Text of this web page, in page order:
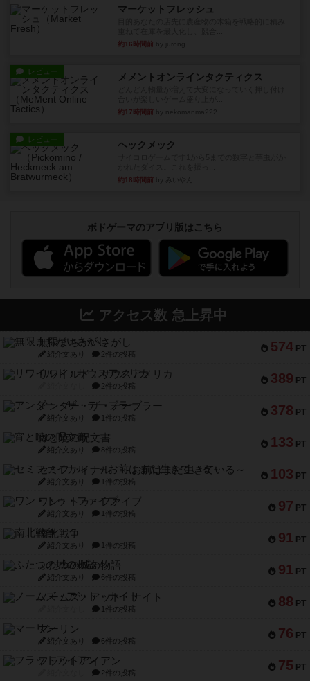
マーケットフレッシュ
約16時間前
レビュー メメントオンラインタクティクス
約17時間前
レビュー ヘックメック
約18時間前
ボドゲーマのアプリ版はこちら
アクセス数 急上昇中
574 PT
無限まちがいさがし
紹介文あり 2件の投稿
389 PT
リワイルド：サウスアメリカ
2件の投稿
378 PT
アンダー・ザ・テーブラー
紹介文あり 1件の投稿
133 PT
宵と暁の呪文書
紹介文あり 8件の投稿
103 PT
セミファイナル ～お前はまだ生きている～
紹介文あり 1件の投稿
97 PT
ワン・トゥ・ファイブ
紹介文あり 1件の投稿
91 PT
南北戦争
紹介文あり 1件の投稿
91 PT
ふたつの城の物語
紹介文あり 6件の投稿
88 PT
ノームズ・アット・ナイト
1件の投稿
76 PT
マーリン
紹介文あり 6件の投稿
75 PT
フラットアイアン
2件の投稿